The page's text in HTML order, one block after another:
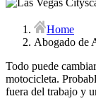
Home
Abogado de
Todo puede
motocicleta.
fuera del trabajo y